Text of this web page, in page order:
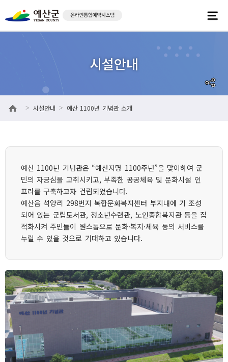
> 시설안내 > 예산 1100년 기념관 소개
예산 1100년 기념관은 “예산지명 1100주년”을 맞이하여 군
민의 자긍심을 고취시키고, 부족한 공공체육 및 문화시설 인
프라를 구축하고자 건립되었습니다.
예산읍 석양리 298번지 복합문화복지센터 부지내에 기 조성
되어 있는 군립도서관, 청소년수련관, 노인종합복지관 등을 집
적화시켜 주민들이 원스톱으로 문화·복지·체육 등의 서비스를
누릴 수 있을 것으로 기대하고 있습니다.